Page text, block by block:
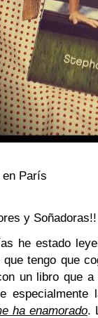
en París
y Soñadoras!!
he estado
que tengo que
un libro que
ha enamorado.